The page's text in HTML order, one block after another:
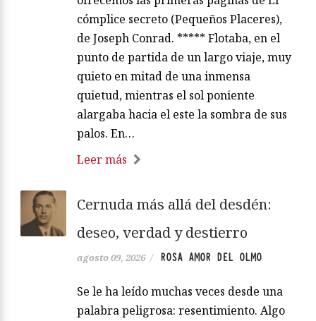
cómplice secreto (Pequeños Placeres),
de Joseph Conrad. ***** Flotaba, en el
punto de partida de un largo viaje, muy
quieto en mitad de una inmensa
quietud, mientras el sol poniente
alargaba hacia el este la sombra de sus
palos. En…
Leer más
Cernuda más allá del desdén:
deseo, verdad y destierro
agosto 09, 2026 / ROSA AMOR DEL OLMO
Se le ha leído muchas veces desde una
palabra peligrosa: resentimiento. Algo